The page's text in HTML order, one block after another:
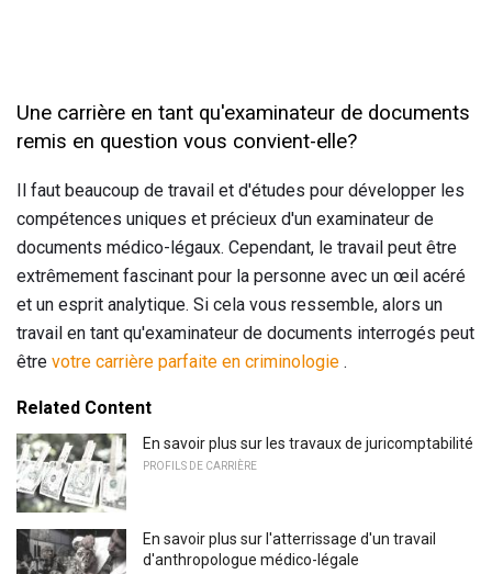
Une carrière en tant qu'examinateur de documents
remis en question vous convient-elle?
Il faut beaucoup de travail et d'études pour développer les
compétences uniques et précieux d'un examinateur de
documents médico-légaux. Cependant, le travail peut être
extrêmement fascinant pour la personne avec un œil acéré
et un esprit analytique. Si cela vous ressemble, alors un
travail en tant qu'examinateur de documents interrogés peut
être votre carrière parfaite en criminologie .
Related Content
En savoir plus sur les travaux de juricomptabilité
PROFILS DE CARRIÈRE
En savoir plus sur l'atterrissage d'un travail
d'anthropologue médico-légale